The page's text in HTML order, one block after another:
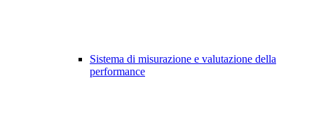
Sistema di misurazione e valutazione della
performance